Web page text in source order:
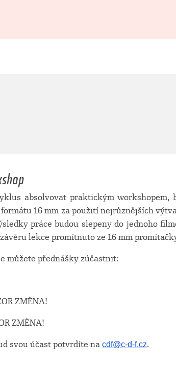
absolvovat praktickým
16 mm za použití nejrůznějších
práce budou slepeny do jednoho
lekce promítnuto ze 16 mm
můžete přednášky zúčastnit:
ZMĚNA!
ZMĚNA!
svou účast potvrdíte nacdf@c-d-f.cz.